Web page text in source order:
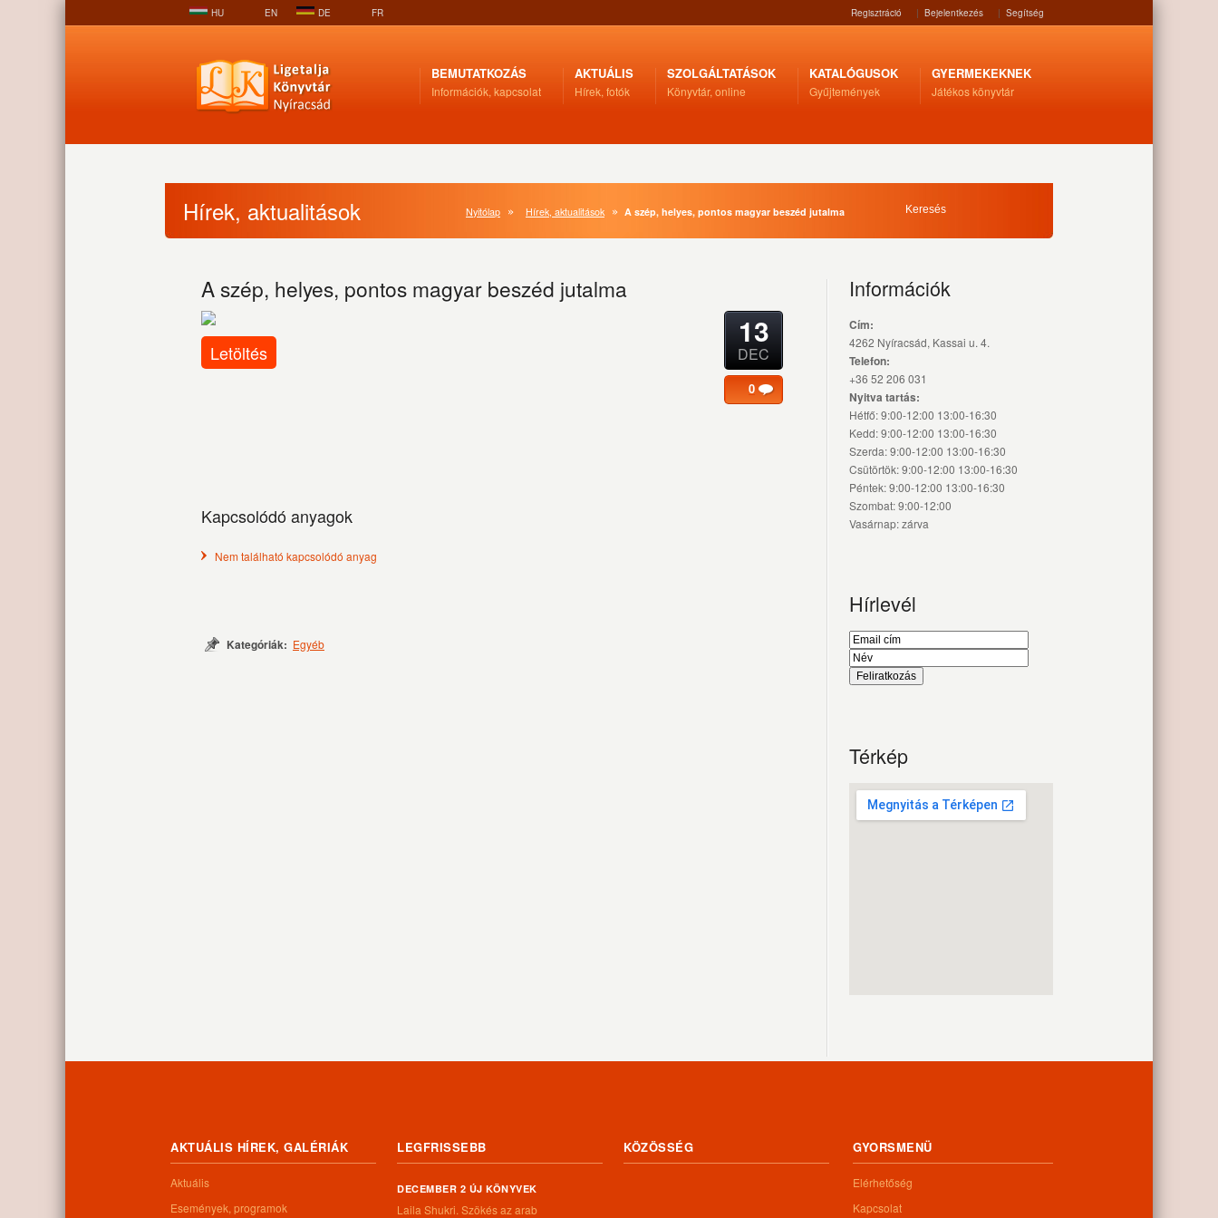
HU EN DE FR Regisztráció | Bejelentkezés | Segítség
BEMUTATKOZÁS
Információk, kapcsolat
AKTUÁLIS
Hírek, fotók
SZOLGÁLTATÁSOK
Könyvtár, online
KATALÓGUSOK
Gyűjtemények
GYERMEKEKNEK
Játékos könyvtár
Hírek, aktualitások Nyitólap Hírek, aktualitások A szép, helyes, pontos magyar beszéd jutalma
A szép, helyes, pontos magyar beszéd jutalma
Letöltés
13
DEC
0
Kapcsolódó anyagok
Nem található kapcsolódó anyag
Kategóriák: Egyéb
Információk
Cím:
4262 Nyíracsád, Kassai u. 4.
Telefon:
+36 52 206 031
Nyitva tartás:
Hétfő: 9:00-12:00 13:00-16:30
Kedd: 9:00-12:00 13:00-16:30
Szerda: 9:00-12:00 13:00-16:30
Csütörtök: 9:00-12:00 13:00-16:30
Péntek: 9:00-12:00 13:00-16:30
Szombat: 9:00-12:00
Vasárnap: zárva
Hírlevél
Térkép
AKTUÁLIS HÍREK, GALÉRIÁK
Aktuális
Események, programok
LEGFRISSEBB
DECEMBER 2 ÚJ KÖNYVEK
Laila Shukri. Szökés ​az arab
KÖZÖSSÉG GYORSMENÜ
Elérhetőség
Kapcsolat